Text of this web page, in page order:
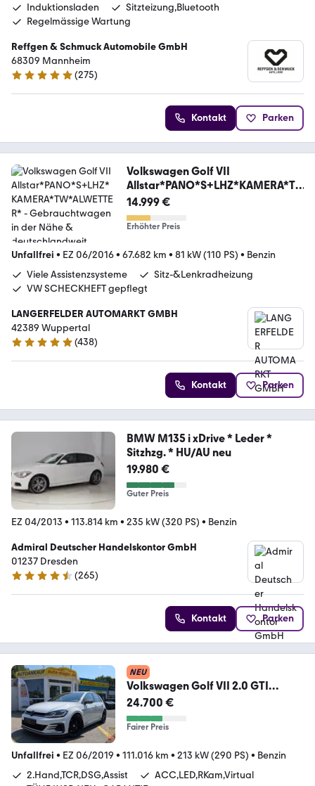
Induktionsladen
Sitzteizung,Bluetooth
Regelmässige Wartung
Reffgen & Schmuck Automobile GmbH
68309 Mannheim
4.8 Sterne
(275)
Kontakt Parken
Volkswagen Golf VII
Allstar*PANO*S+LHZ*KAMERA*T
W*ALWETTER*
14.999 €
Erhöhter Preis
Unfallfrei • EZ 06/2016• 67.682 km • 81 kW (110 PS) • Benzin
Viele Assistenzsysteme
Sitz-&Lenkradheizung
VW SCHECKHEFT gepflegt
LANGERFELDER AUTOMARKT GMBH
42389 Wuppertal
4.9 Sterne
(438)
Kontakt Parken
BMW M135 i xDrive * Leder *
Sitzhzg. * HU/AU neu
19.980 €
Guter Preis
EZ 04/2013 • 113.814 km • 235 kW (320 PS) • Benzin
Admiral Deutscher Handelskontor GmbH
01237 Dresden
4.6 Sterne
(265)
Kontakt Parken
NEU
Volkswagen Golf VII 2.0 GTI
TCR*ACC*LED*Virtual*Assist*TOP
*
24.700 €
Fairer Preis
Unfallfrei • EZ 06/2019 • 111.016 km • 213 kW (290 PS) • Benzin
2.Hand,TCR,DSG,Assist
ACC,LED,RKam,Virtual